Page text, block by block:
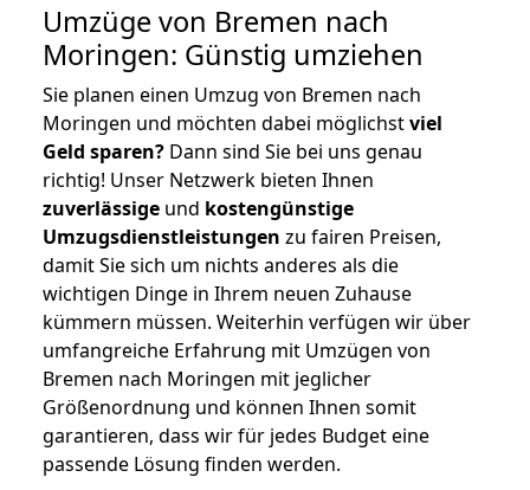
Umzüge von Bremen nach
Moringen: Günstig umziehen
Sie planen einen Umzug von Bremen nach
Moringen und möchten dabei möglichstviel
Geld sparen? Dann sind Sie bei uns genau
richtig! Unser Netzwerk bieten Ihnen
zuverlässige und kostengünstige
Umzugsdienstleistungen zu fairen Preisen,
damit Sie sich um nichts anderes als die
wichtigen Dinge in Ihrem neuen Zuhause
kümmern müssen. Weiterhin verfügen wir über
umfangreiche Erfahrung mit Umzügen von
Bremen nach Moringen mit jeglicher
Größenordnung und können Ihnen somit
garantieren, dass wir für jedes Budget eine
passende Lösung finden werden.